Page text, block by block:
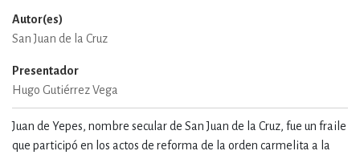
Autor(es)
San Juan de la Cruz
Presentador
Hugo Gutiérrez Vega
Juan de Yepes, nombre secular de San Juan de la Cruz, fue un fraile
que participó en los actos de reforma de la orden carmelita a la